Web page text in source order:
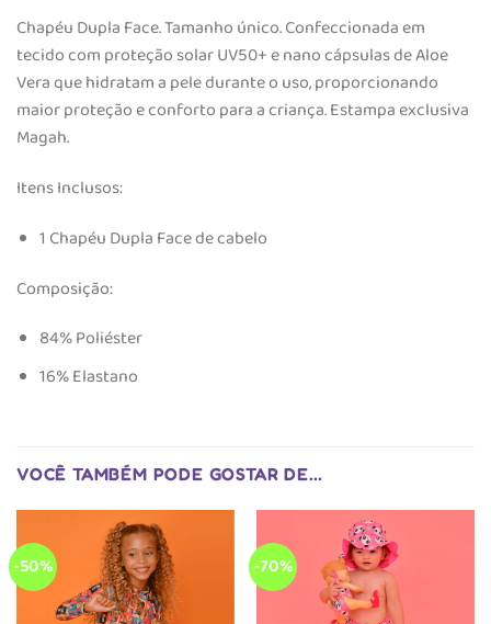
Chapéu Dupla Face. Tamanho único. Confeccionada em
tecido com proteção solar UV50+ e nano cápsulas de Aloe
Vera que hidratam a pele durante o uso, proporcionando
maior proteção e conforto para a criança. Estampa exclusiva
Magah.
Itens Inclusos:
1 Chapéu Dupla Face de cabelo​
Composição:
84% Poliéster
16% Elastano
VOCÊ TAMBÉM PODE GOSTAR DE…
-50% -70%